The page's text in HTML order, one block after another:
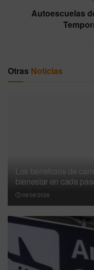
Autoescuelas
Otras Noticias
Los beneficios de
bienestar en cada
08/08/2026